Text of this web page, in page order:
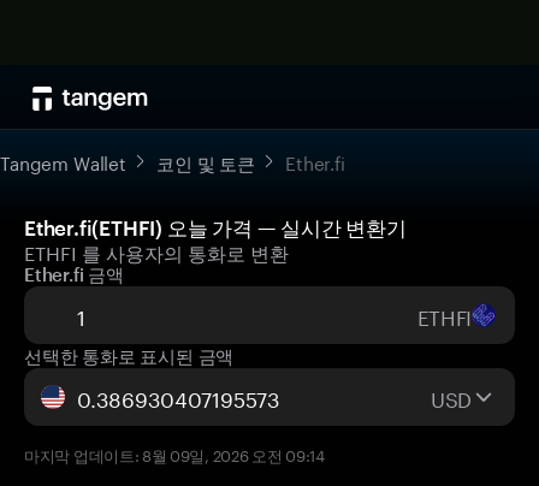
Tangem Wallet 코인 및 토큰 Ether.fi
Ether.fi(ETHFI) 오늘 가격 — 실시간 변환기
ETHFI 를 사용자의 통화로 변환
Ether.fi 금액
ETHFI
선택한 통화로 표시된 금액
USD
마지막 업데이트: 8월 09일, 2026 오전 09:14